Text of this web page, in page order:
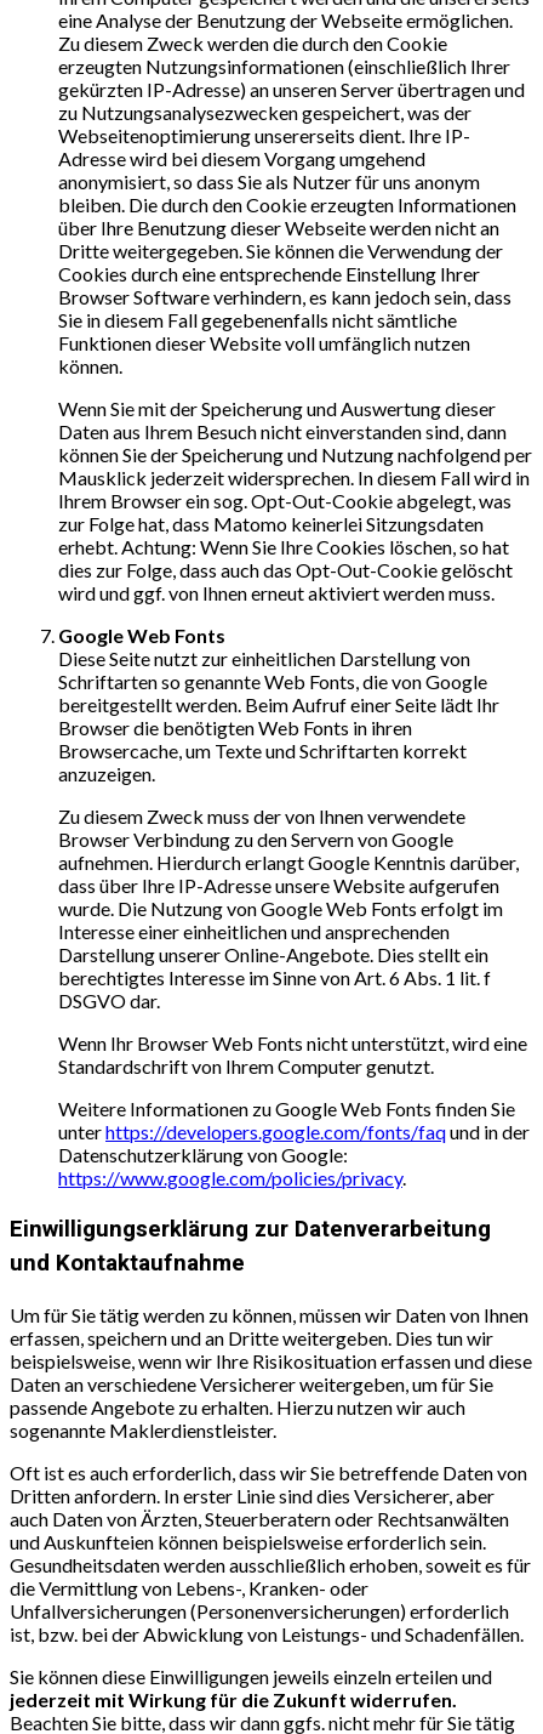
eine Analyse der Benutzung der Webseite ermöglichen.
Zu diesem Zweck werden die durch den Cookie
erzeugten Nutzungsinformationen (einschließlich Ihrer
gekürzten IP-Adresse) an unseren Server übertragen und
zu Nutzungsanalysezwecken gespeichert, was der
Webseitenoptimierung unsererseits dient. Ihre IP-
Adresse wird bei diesem Vorgang umgehend
anonymisiert, so dass Sie als Nutzer für uns anonym
bleiben. Die durch den Cookie erzeugten Informationen
über Ihre Benutzung dieser Webseite werden nicht an
Dritte weitergegeben. Sie können die Verwendung der
Cookies durch eine entsprechende Einstellung Ihrer
Browser Software verhindern, es kann jedoch sein, dass
Sie in diesem Fall gegebenenfalls nicht sämtliche
Funktionen dieser Website voll umfänglich nutzen
können.
Wenn Sie mit der Speicherung und Auswertung dieser
Daten aus Ihrem Besuch nicht einverstanden sind, dann
können Sie der Speicherung und Nutzung nachfolgend per
Mausklick jederzeit widersprechen. In diesem Fall wird in
Ihrem Browser ein sog. Opt-Out-Cookie abgelegt, was
zur Folge hat, dass Matomo keinerlei Sitzungsdaten
erhebt. Achtung: Wenn Sie Ihre Cookies löschen, so hat
dies zur Folge, dass auch das Opt-Out-Cookie gelöscht
wird und ggf. von Ihnen erneut aktiviert werden muss.
Google Web Fonts
Diese Seite nutzt zur einheitlichen Darstellung von
Schriftarten so genannte Web Fonts, die von Google
bereitgestellt werden. Beim Aufruf einer Seite lädt Ihr
Browser die benötigten Web Fonts in ihren
Browsercache, um Texte und Schriftarten korrekt
anzuzeigen.
Zu diesem Zweck muss der von Ihnen verwendete
Browser Verbindung zu den Servern von Google
aufnehmen. Hierdurch erlangt Google Kenntnis darüber,
dass über Ihre IP-Adresse unsere Website aufgerufen
wurde. Die Nutzung von Google Web Fonts erfolgt im
Interesse einer einheitlichen und ansprechenden
Darstellung unserer Online-Angebote. Dies stellt ein
berechtigtes Interesse im Sinne von Art. 6 Abs. 1 lit. f
DSGVO dar.
Wenn Ihr Browser Web Fonts nicht unterstützt, wird eine
Standardschrift von Ihrem Computer genutzt.
Weitere Informationen zu Google Web Fonts finden Sie
unterhttps://developers.google.com/fonts/faqund in der
Datenschutzerklärung von Google:
https://www.google.com/policies/privacy.
Einwilligungserklärung zur Datenverarbeitung
und Kontaktaufnahme
Um für Sie tätig werden zu können, müssen wir Daten von Ihnen
erfassen, speichern und an Dritte weitergeben. Dies tun wir
beispielsweise, wenn wir Ihre Risikosituation erfassen und diese
Daten an verschiedene Versicherer weitergeben, um für Sie
passende Angebote zu erhalten. Hierzu nutzen wir auch
sogenannte Maklerdienstleister.
Oft ist es auch erforderlich, dass wir Sie betreffende Daten von
Dritten anfordern. In erster Linie sind dies Versicherer, aber
auch Daten von Ärzten, Steuerberatern oder Rechtsanwälten
und Auskunfteien können beispielsweise erforderlich sein.
Gesundheitsdaten werden ausschließlich erhoben, soweit es für
die Vermittlung von Lebens-, Kranken- oder
Unfallversicherungen (Personenversicherungen) erforderlich
ist, bzw. bei der Abwicklung von Leistungs- und Schadenfällen.
Sie können diese Einwilligungen jeweils einzeln erteilen und
jederzeit mit Wirkung für die Zukunft widerrufen.
Beachten Sie bitte, dass wir dann ggfs. nicht mehr für Sie tätig